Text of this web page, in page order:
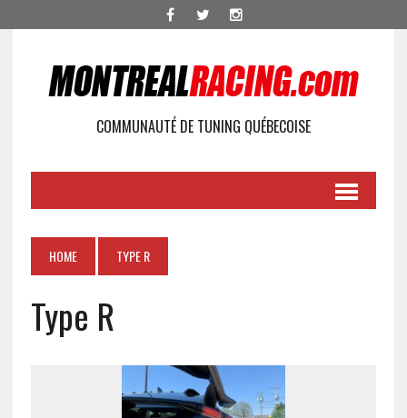
COMMUNAUTÉ DE TUNING QUÉBECOISE
HOME TYPE R
Type R